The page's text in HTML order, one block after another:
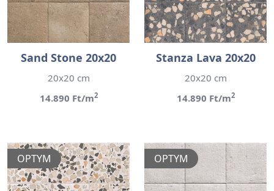
Sand Stone 20x20
20x20 cm
14.890 Ft/m2
Stanza Lava 20x20
20x20 cm
14.890 Ft/m2
OPTYM OPTYM